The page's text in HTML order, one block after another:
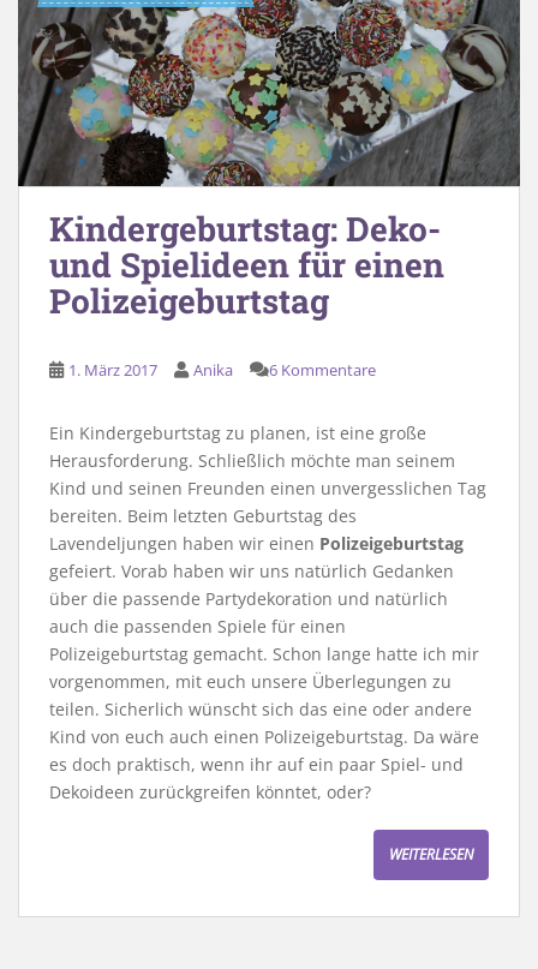
Kindergeburtstag: Deko-
und Spielideen für einen
Polizeigeburtstag
1. März 2017 Anika 6 Kommentare
Ein Kindergeburtstag zu planen, ist eine große
Herausforderung. Schließlich möchte man seinem
Kind und seinen Freunden einen unvergesslichen Tag
bereiten. Beim letzten Geburtstag des
Lavendeljungen haben wir einen Polizeigeburtstag
gefeiert. Vorab haben wir uns natürlich Gedanken
über die passende Partydekoration und natürlich
auch die passenden Spiele für einen
Polizeigeburtstag gemacht. Schon lange hatte ich mir
vorgenommen, mit euch unsere Überlegungen zu
teilen. Sicherlich wünscht sich das eine oder andere
Kind von euch auch einen Polizeigeburtstag. Da wäre
es doch praktisch, wenn ihr auf ein paar Spiel- und
Dekoideen zurückgreifen könntet, oder?
WEITERLESEN